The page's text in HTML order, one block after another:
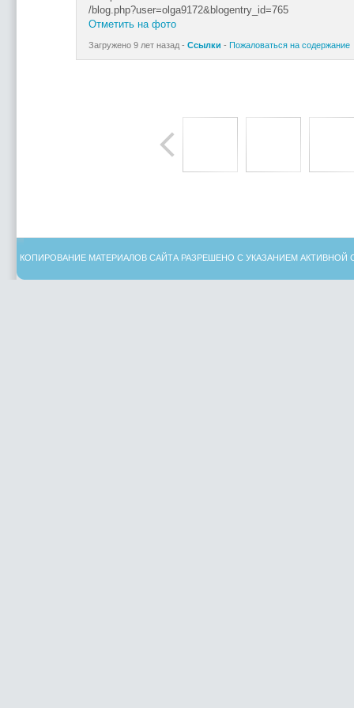
/blog.php?user=olga9172&blogentry_id=765
Отметить на фото
Загружено 9 лет назад - Ссылки - Пожаловаться на содержание
КОПИРОВАНИЕ МАТЕРИАЛОВ САЙТА РАЗРЕШЕНО С УКАЗАНИЕМ АКТИВНОЙ